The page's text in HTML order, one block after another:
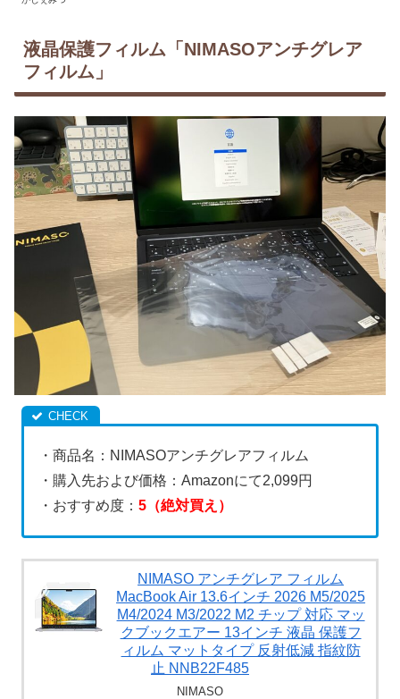
液晶保護フィルム「NIMASOアンチグレア
フィルム」
・商品名：NIMASOアンチグレアフィルム
・購入先および価格：Amazonにて2,099円
・おすすめ度：5（絶対買え）
NIMASO アンチグレア フィルム
MacBook Air 13.6インチ 2026 M5/2025
M4/2024 M3/2022 M2 チップ 対応 マッ
クブックエアー 13インチ 液晶 保護フ
ィルム マットタイプ 反射低減 指紋防
止 NNB22F485
NIMASO